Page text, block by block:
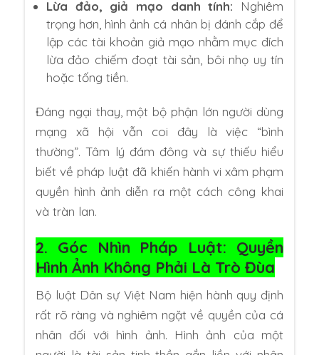
Lừa đảo, giả mạo danh tính: Nghiêm
trọng hơn, hình ảnh cá nhân bị đánh cắp để
lập các tài khoản giả mạo nhằm mục đích
lừa đảo chiếm đoạt tài sản, bôi nhọ uy tín
hoặc tống tiền.
Đáng ngại thay, một bộ phận lớn người dùng
mạng xã hội vẫn coi đây là việc “bình
thường”. Tâm lý đám đông và sự thiếu hiểu
biết về pháp luật đã khiến hành vi xâm phạm
quyền hình ảnh diễn ra một cách công khai
và tràn lan.
2. Góc Nhìn Pháp Luật: Quyền
Hình Ảnh Không Phải Là Trò Đùa
Bộ luật Dân sự Việt Nam hiện hành quy định
rất rõ ràng và nghiêm ngặt về quyền của cá
nhân đối với hình ảnh. Hình ảnh của một